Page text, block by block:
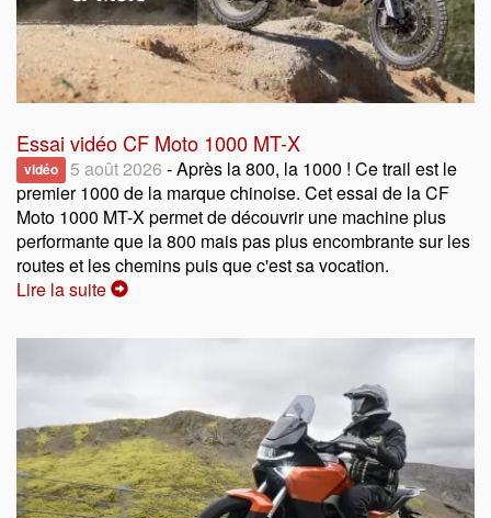
Essai vidéo CF Moto 1000 MT-X
vidéo 5 août 2026 - Après la 800, la 1000 ! Ce trail est le
premier 1000 de la marque chinoise. Cet essai de la CF
Moto 1000 MT-X permet de découvrir une machine plus
performante que la 800 mais pas plus encombrante sur les
routes et les chemins puis que c'est sa vocation.
Lire la suite